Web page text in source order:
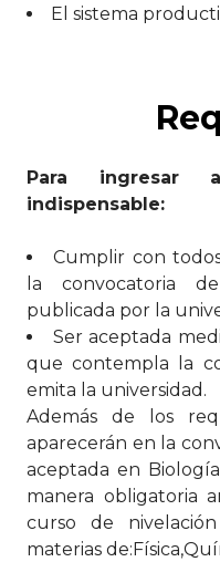
El sistema
Para ingresar
indispensable:
Cumplir con
la convocatoria
publicada por la
Ser aceptada
que contempla la
emita la universidad.
Además de los
aparecerán en la
aceptada en
manera obligatoria
curso de
materias